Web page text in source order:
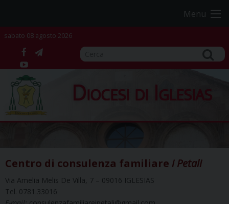
content
Menu
sabato 08 agosto 2026
facebook
telegram
YouTube
Diocesi di Iglesias
Centro di consulenza familiare i Petali
Via Amelia Melis De Villa, 7 – 09016 IGLESIAS
Tel. 0781.33016